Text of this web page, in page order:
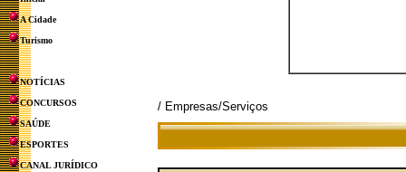
A Cidade
Turismo
NOTÍCIAS
CONCURSOS
SAÚDE
ESPORTES
CANAL JURÍDICO
/ Empresas/Serviços